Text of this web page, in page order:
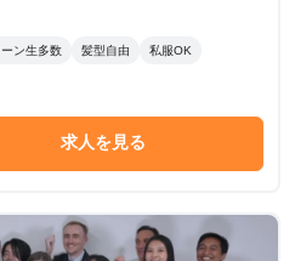
ン生多数 髪型自由 私服OK
求人を見る